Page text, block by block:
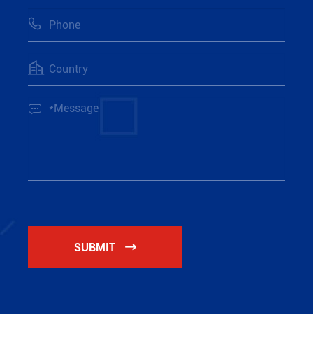



SUBMIT 